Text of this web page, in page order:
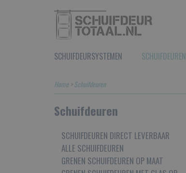
SCHUIFDEURSYSTEMEN SCHUIFDEUREN
Home>Schuifdeuren
Schuifdeuren
SCHUIFDEUREN DIRECT LEVERBAAR
ALLE SCHUIFDEUREN
GRENEN SCHUIFDEUREN OP MAAT